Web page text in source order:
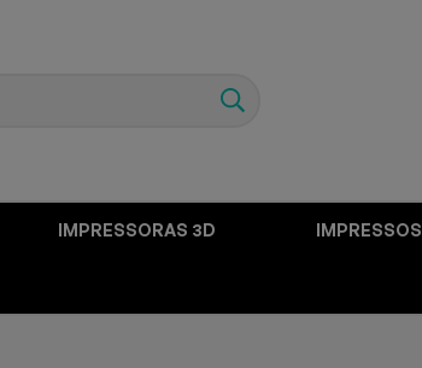
IMPRESSORAS 3D IMPRESSOS